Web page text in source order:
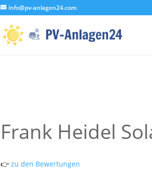
info@pv-anlagen24.com
Frank Heidel
👉 zu den Bewertungen